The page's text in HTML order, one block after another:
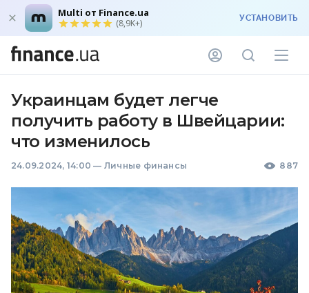
Multi от Finance.ua
(8,9K+) УСТАНОВИТЬ
Украинцам будет легче
получить работу в Швейцарии:
что изменилось
24.09.2024, 14:00 — Личные финансы 887